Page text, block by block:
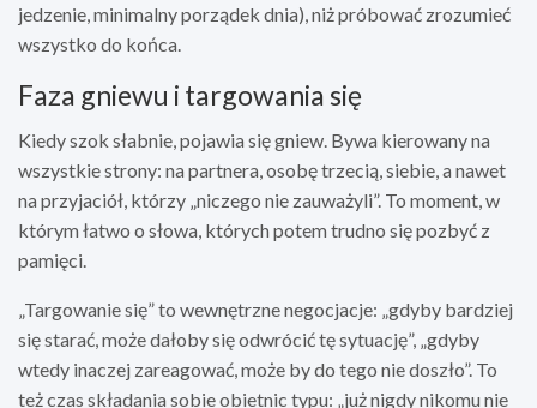
jedzenie, minimalny porządek dnia), niż próbować zrozumieć
wszystko do końca.
Faza gniewu i targowania się
Kiedy szok słabnie, pojawia się gniew. Bywa kierowany na
wszystkie strony: na partnera, osobę trzecią, siebie, a nawet
na przyjaciół, którzy „niczego nie zauważyli”. To moment, w
którym łatwo o słowa, których potem trudno się pozbyć z
pamięci.
„Targowanie się” to wewnętrzne negocjacje: „gdyby bardziej
się starać, może dałoby się odwrócić tę sytuację”, „gdyby
wtedy inaczej zareagować, może by do tego nie doszło”. To
też czas składania sobie obietnic typu: „już nigdy nikomu nie